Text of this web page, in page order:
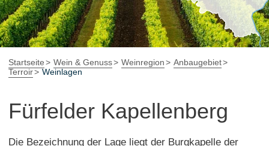
Startseite Wein & Genuss Weinregion
Anbaugebiet
Terroir
Weinlagen
Fürfelder Kapellenberg
Die Bezeichnung der Lage liegt der Burgkapelle der